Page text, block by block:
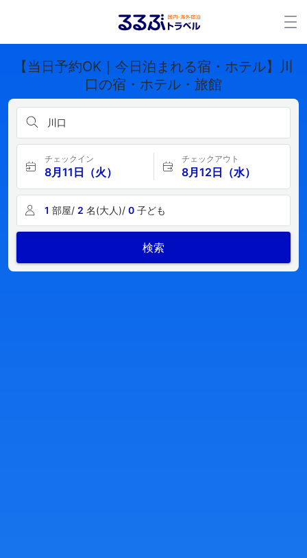
【当日予約OK｜今日泊まれる宿・ホテル】川
口の宿・ホテル・旅館
川口
チェックイン
8月11日（火）
チェックアウト
8月12日（水）
1 部屋/ 2 名(大人)/ 0 子ども
検索